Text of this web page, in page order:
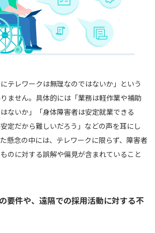
にテレワークは無理なのではないか」という
ません。具体的には「業務は軽作業や補助
ないか」「身体障害者は安定就業できる
定だから難しいだろう」などの声を耳にし
懸念の中には、テレワークに限らず、障害者
のに対する誤解や偏見が含まれていること
要件や、遠隔での採用活動に対する不